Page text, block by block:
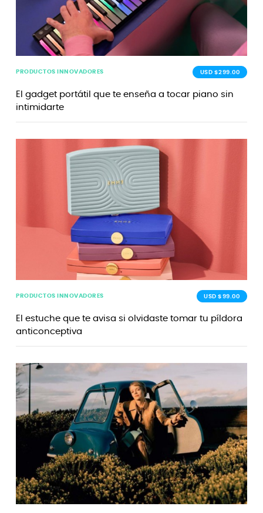
PRODUCTOS INNOVADORES USD $299.00
El gadget portátil que te enseña a tocar piano sin
intimidarte
PRODUCTOS INNOVADORES USD $99.00
El estuche que te avisa si olvidaste tomar tu píldora
anticonceptiva